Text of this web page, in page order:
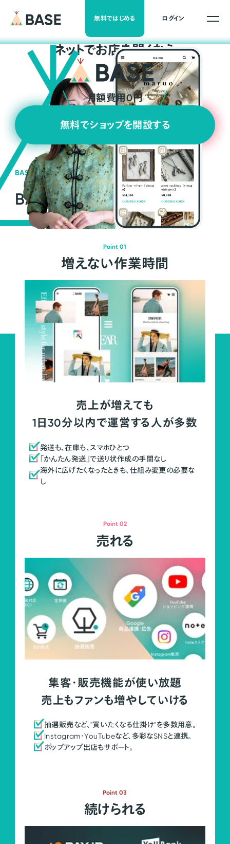
無料ではじめる ログイン
ネットでお店を開くなら
月額費用0円
無料でショップを開設する
BASEの強み
BASEが強い3つの理由
Point 01
増えない作業時間
売上が増えても
1日30分以内で運営する人が多数
発送も、在庫も、スマホひとつ
「かんたん発送」で送り状作成の手間なし
海外に広げたくなったときも、仕組み変更の必要な
し
Point 02
売れる
集客・販売機能が使い放題
売上もファンも増やしていける
抽選販売など、"買いたくなる仕掛け"を多数用意。
Instagram・YouTubeなど、多彩なSNSと連携。
ポップアップ出店もサポート。
Point 03
続けられる